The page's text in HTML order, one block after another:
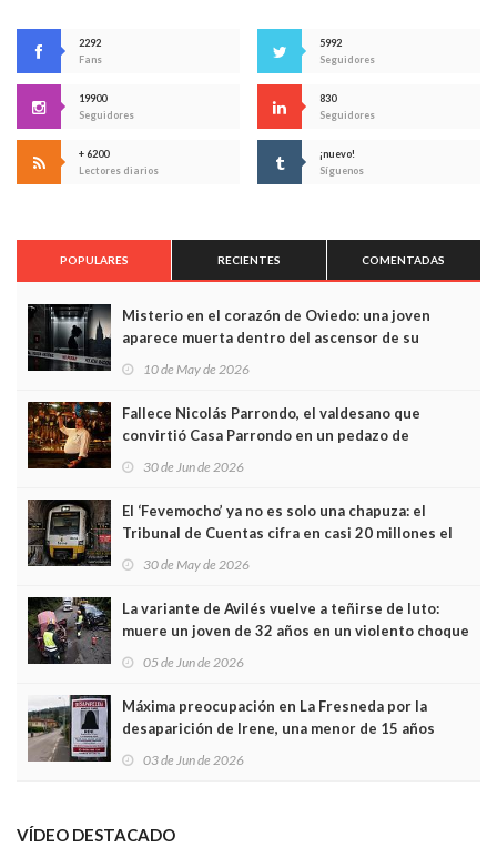
2292
Fans
5992
Seguidores
19900
Seguidores
830
Seguidores
+ 6200
Lectores diarios
¡nuevo!
Síguenos
POPULARES RECIENTES COMENTADAS
Misterio en el corazón de Oviedo: una joven
aparece muerta dentro del ascensor de su
10 de May de 2026
Fallece Nicolás Parrondo, el valdesano que
convirtió Casa Parrondo en un pedazo de
30 de Jun de 2026
El ‘Fevemocho’ ya no es solo una chapuza: el
Tribunal de Cuentas cifra en casi 20 millones el
30 de May de 2026
La variante de Avilés vuelve a teñirse de luto:
muere un joven de 32 años en un violento choque
05 de Jun de 2026
Máxima preocupación en La Fresneda por la
desaparición de Irene, una menor de 15 años
03 de Jun de 2026
VÍDEO DESTACADO